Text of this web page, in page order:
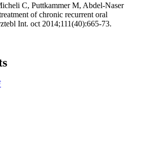
C, Puttkammer M, Abdel-Naser
of chronic recurrent oral
Int. oct 2014;111(40):665‑73.